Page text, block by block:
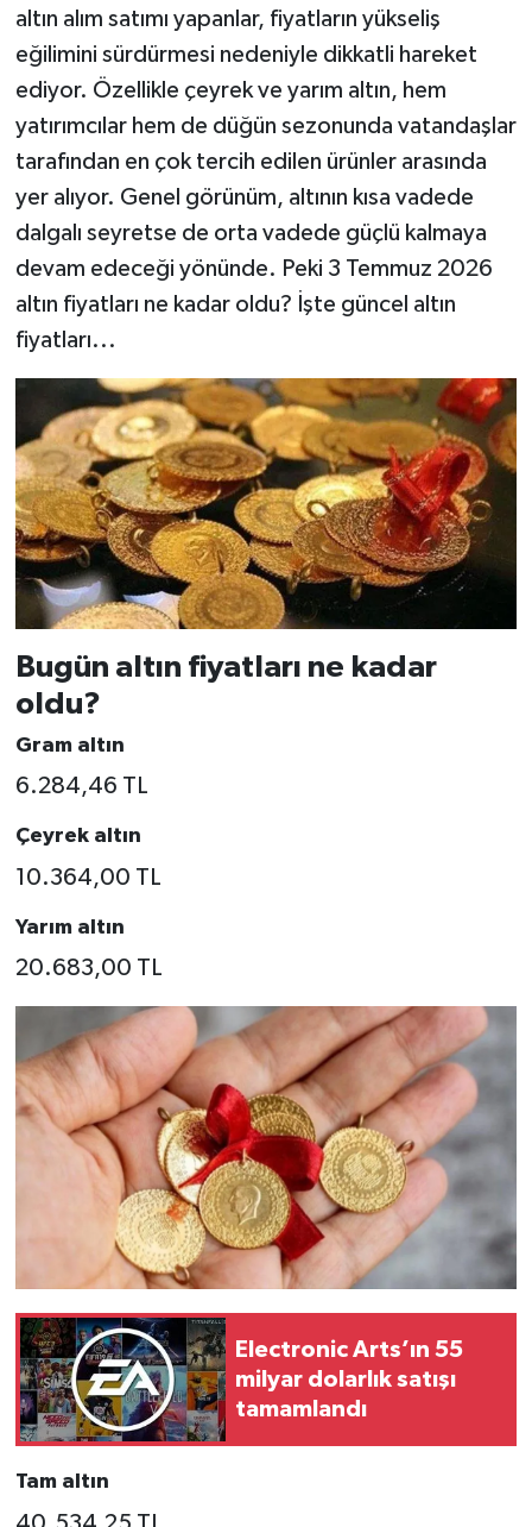
altın alım satımı yapanlar, fiyatların yükseliş
eğilimini sürdürmesi nedeniyle dikkatli hareket
ediyor. Özellikle çeyrek ve yarım altın, hem
yatırımcılar hem de düğün sezonunda vatandaşlar
tarafından en çok tercih edilen ürünler arasında
yer alıyor. Genel görünüm, altının kısa vadede
dalgalı seyretse de orta vadede güçlü kalmaya
devam edeceği yönünde. Peki 3 Temmuz 2026
altın fiyatları ne kadar oldu? İşte güncel altın
fiyatları...
Bugün altın fiyatları ne kadar
oldu?
Gram altın
6.284,46 TL
Çeyrek altın
10.364,00 TL
Yarım altın
20.683,00 TL
Electronic Arts’ın 55
milyar dolarlık satışı
tamamlandı
Tam altın